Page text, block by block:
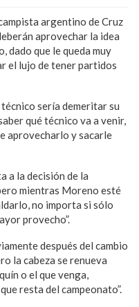
argentino de Cruz
aprovechar la idea
dado que le queda muy
el lujo de tener partidos
sería demeritar su
qué técnico va a venir,
aprovecharlo y sacarle
a la decisión de la
mientras Moreno esté
no importa si sólo
provecho”.
después del cambio
la cabeza se renueva
o el que venga,
resta del campeonato”.